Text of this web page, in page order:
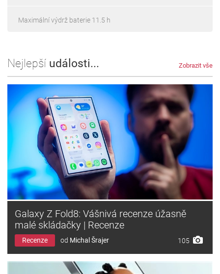
Maximální výdrž baterie 11.5 h
Nejlepší události... Zobrazit vše
Galaxy Z Fold8: Vášnivá recenze úžasně
malé skládačky | Recenze
Recenze od Michal Šrajer 105